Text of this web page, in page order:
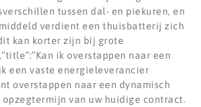
tussen dal- en piekuren, en
verdient een thuisbatterij zich
kan korter zijn bij grote
ik overstappen naar een
een vaste energieleverancier
overstappen naar een dynamisch
van uw huidige contract.